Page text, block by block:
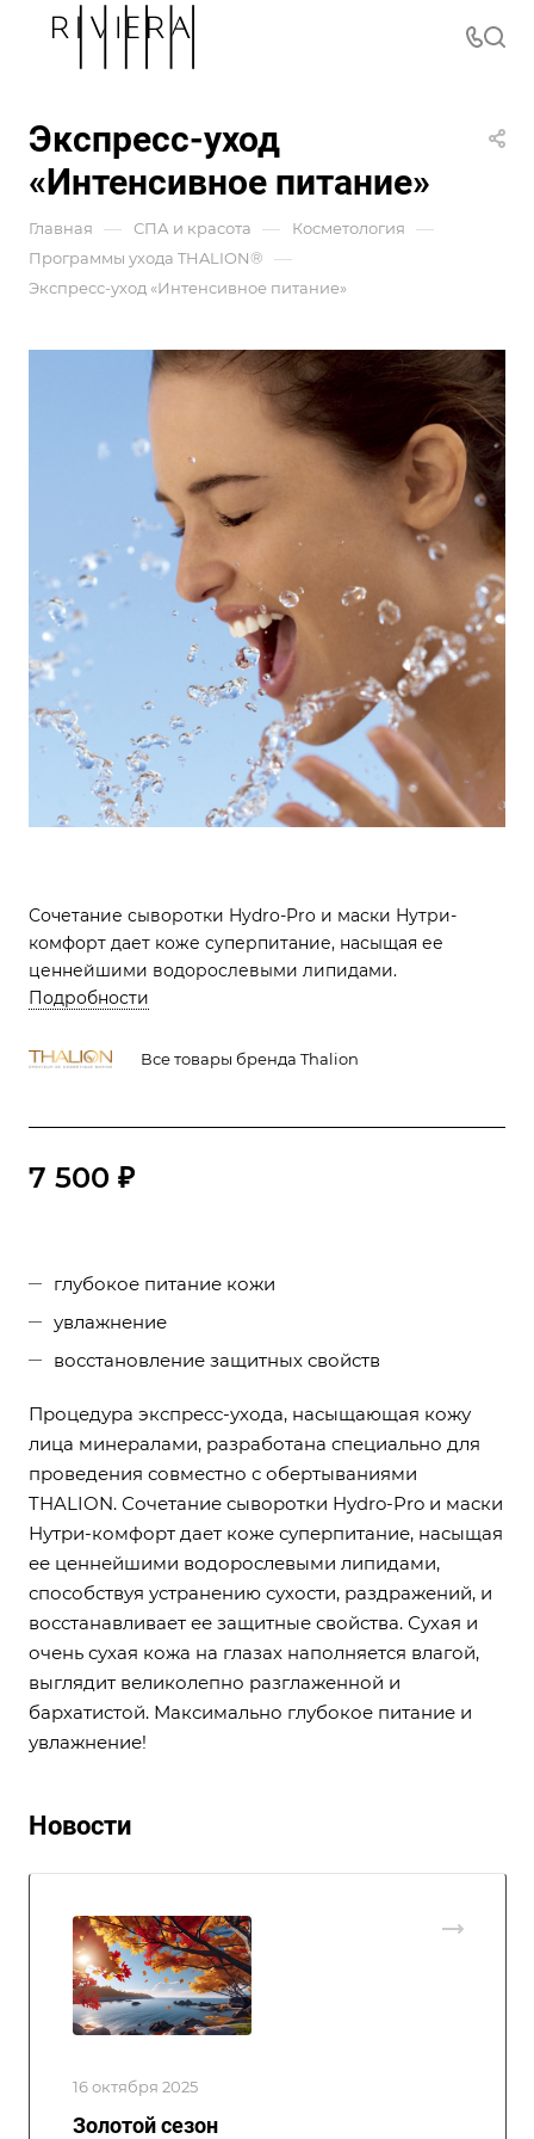
Экспресс-уход
«Интенсивное питание»
Главная — СПА и красота — Косметология —
Программы ухода THALION® —
Экспресс-уход «Интенсивное питание»
Сочетание сыворотки Hydro-Pro и маски Нутри-
комфорт дает коже суперпитание, насыщая ее
ценнейшими водорослевыми липидами.
Подробности
Все товары бренда Thalion
7 500 ₽
глубокое питание кожи
увлажнение
восстановление защитных свойств
Процедура экспресс-ухода, насыщающая кожу
лица минералами, разработана специально для
проведения совместно с обертываниями
THALION. Сочетание сыворотки Hydro-Pro и маски
Нутри-комфорт дает коже суперпитание, насыщая
ее ценнейшими водорослевыми липидами,
способствуя устранению сухости, раздражений, и
восстанавливает ее защитные свойства. Сухая и
очень сухая кожа на глазах наполняется влагой,
выглядит великолепно разглаженной и
бархатистой. Максимально глубокое питание и
увлажнение!
Новости
16 октября 2025
Золотой сезон